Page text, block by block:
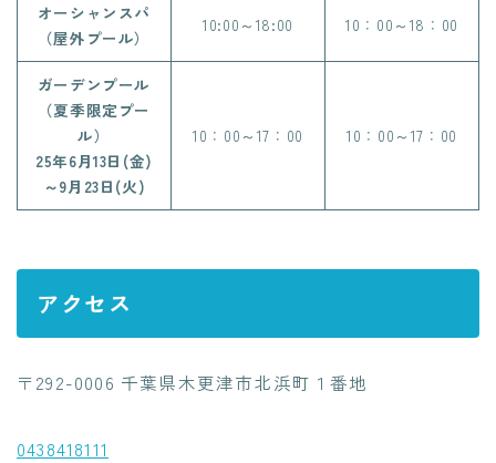
オーシャンスパ
（屋外プール）
10:00～18:00 10：00～18：00
ガーデンプール
（夏季限定プー
ル）
25年6月13日(金)
～9月23日(火)
10：00～17：00 10：00～17：00
アクセス
〒292-0006 千葉県木更津市北浜町１番地
0438418111